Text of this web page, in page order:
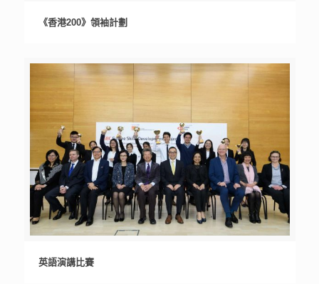
《香港200》領袖計劃
《香港200》領袖計劃
英語演講比賽